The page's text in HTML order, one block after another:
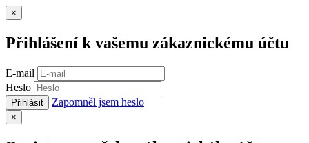
×
Přihlášení k vašemu zákaznickému účtu
E-mail
Heslo
Přihlásit Zapomněl jsem heslo
×